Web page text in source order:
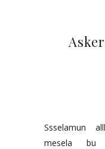
Ssselamun
mesela bu